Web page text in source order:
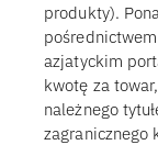
produkty).
azjatyckim
kwotę za
należnego
zagranicznego